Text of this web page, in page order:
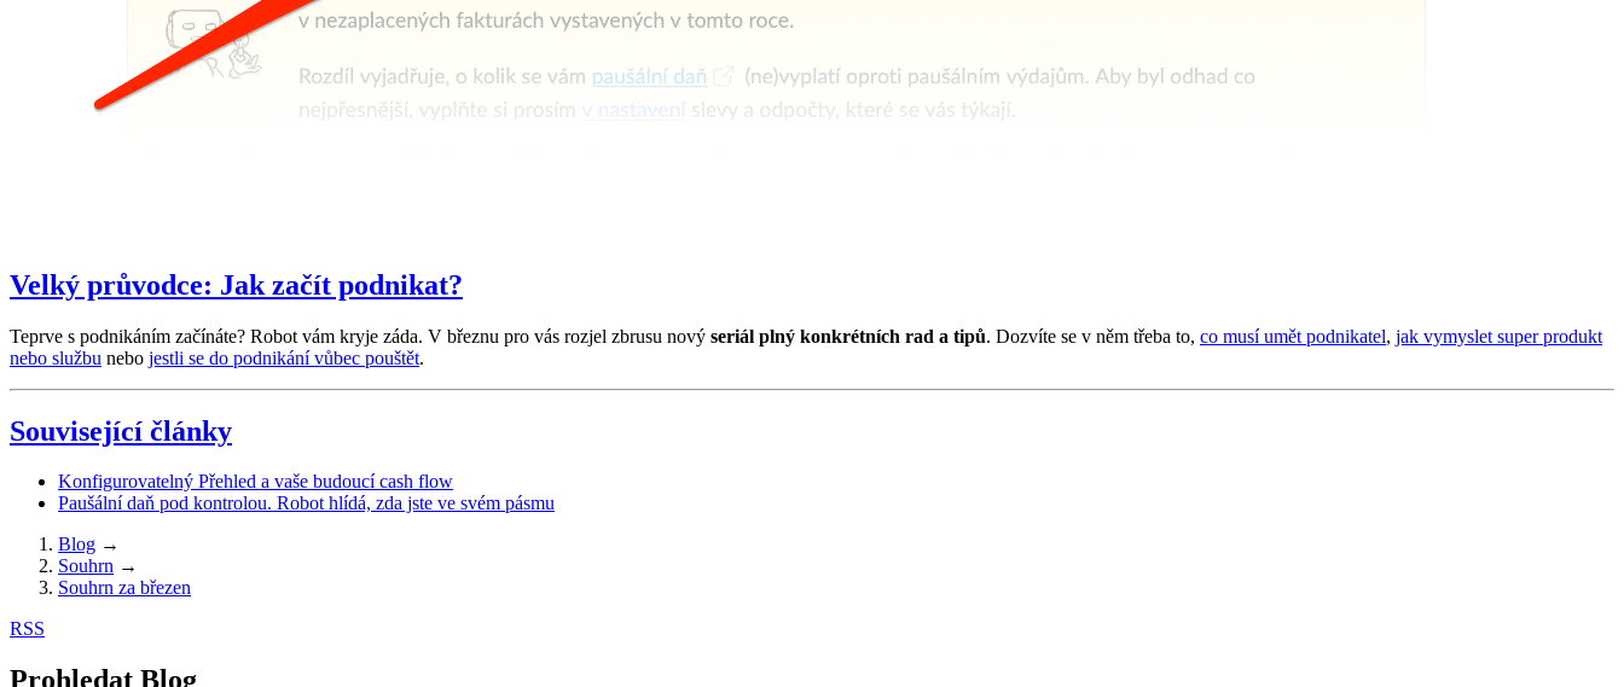
Velký průvodce: Jak začít podnikat?
Teprve s podnikáním začínáte? Robot vám kryje záda. V březnu pro vás rozjel zbrusu nový seriál plný konkrétních rad a tipů. Dozvíte se v něm třeba to, co musí umět podnikatel, jak vymyslet super produkt
nebo službu nebo jestli se do podnikání vůbec pouštět.
Související články
Konfigurovatelný Přehled a vaše budoucí cash flow
Paušální daň pod kontrolou. Robot hlídá, zda jste ve svém pásmu
Blog →
Souhrn →
Souhrn za březen
RSS
Prohledat Blog